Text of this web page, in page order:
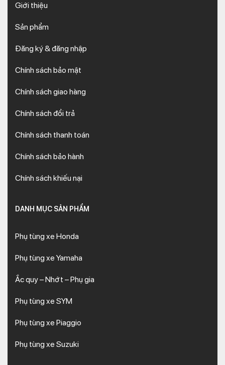
Giới thiệu
Sản phẩm
Đăng ký & đăng nhập
Chính sách bảo mật
Chính sách giao hàng
Chính sách đổi trả
Chính sách thanh toán
Chính sách bảo hành
Chính sách khiếu nại
DANH MỤC SẢN PHẨM
Phụ tùng xe Honda
Phụ tùng xe Yamaha
Ắc quy – Nhớt – Phụ gia
Phụ tùng xe SYM
Phụ tùng xe Piaggio
Phụ tùng xe Suzuki